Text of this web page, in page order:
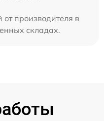
от производителя в
складах.